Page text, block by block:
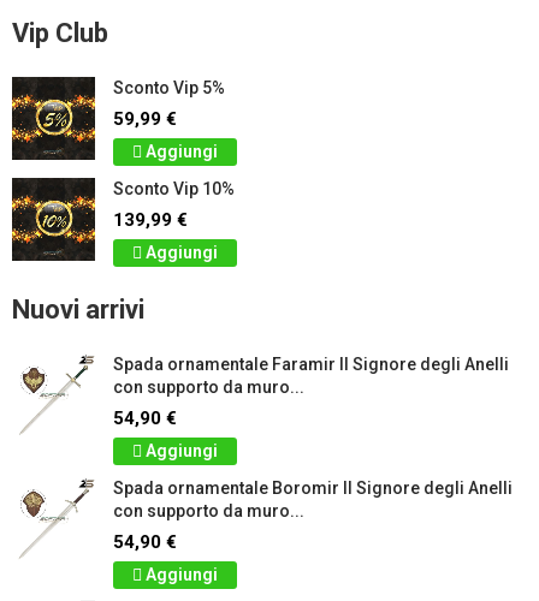
Vip Club
Sconto Vip 5%
59,99 €
Aggiungi
Sconto Vip 10%
139,99 €
Aggiungi
Nuovi arrivi
Spada ornamentale Faramir Il Signore degli Anelli
con supporto da muro...
54,90 €
Aggiungi
Spada ornamentale Boromir Il Signore degli Anelli
con supporto da muro...
54,90 €
Aggiungi